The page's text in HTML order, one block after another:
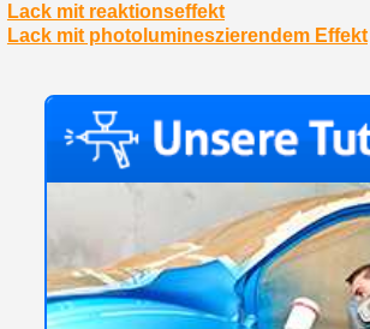
Lack mit reaktionseffekt
Lack mit photolumineszierendem Effekt